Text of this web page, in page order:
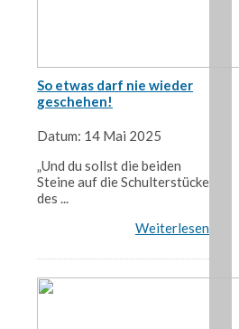
So etwas darf nie wieder
geschehen!
Datum: 14 Mai 2025
„Und du sollst die beiden
Steine auf die Schulterstücke
des ...
Weiterlesen